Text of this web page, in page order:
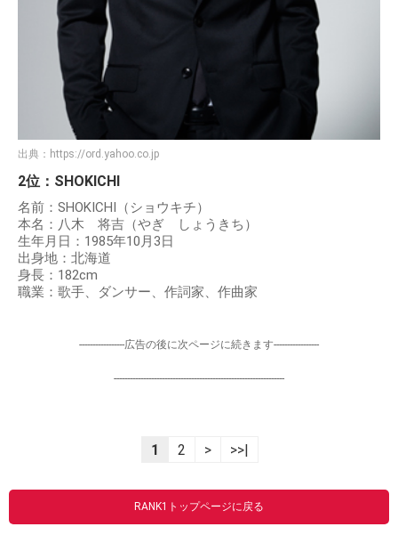
出典： https://ord.yahoo.co.jp
2位：SHOKICHI
名前：SHOKICHI（ショウキチ）
本名：八木 将吉（やぎ しょうきち）
生年月日：1985年10月3日
出身地：北海道
身長：182cm
職業：歌手、ダンサー、作詞家、作曲家
-----------------広告の後に次ページに続きます-----------------
----------------------------------------------------------------
1 2 > >>|
RANK1トップページに戻る